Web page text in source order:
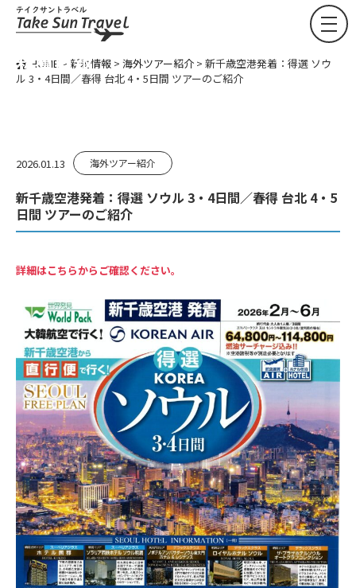
NEWS
新着情報
HOME > 新着情報 > 海外ツアー紹介 > 新千歳空港発着：得選 ソウ
ル 3・4日間／春得 台北 4・5日間 ツアーのご紹介
2026.01.13 海外ツアー紹介
新千歳空港発着：得選 ソウル 3・4日間／春得 台北 4・5
日間 ツアーのご紹介
詳細はこちらからご確認ください。